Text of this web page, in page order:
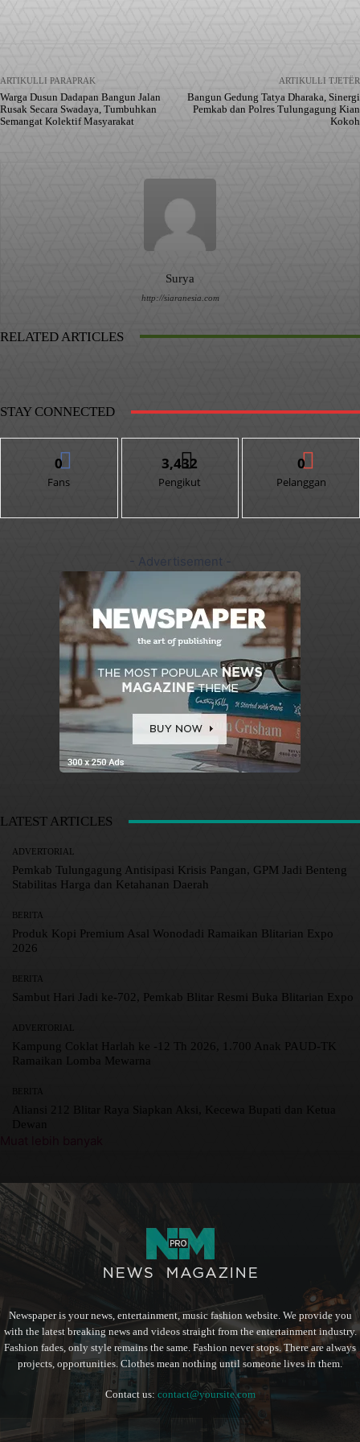
ARTIKULLI PARAPRAK
Warga Dusun Dadapan Bangun Jalan
Rusak Secara Swadaya, Tumbuhkan
Semangat Kolektif Masyarakat
ARTIKULLI TJETËR
Bangun Gedung Tatya Dharaka, Sinergi
Pemkab dan Polres Tulungagung Kian
Kokoh
Surya
http://siaranesia.com
RELATED ARTICLES
STAY CONNECTED
0
Fans
3,432
Pengikut
0
Pelanggan
- Advertisement -
LATEST ARTICLES
ADVERTORIAL
Pemkab Tulungagung Antisipasi Krisis Pangan, GPM Jadi Benteng
Stabilitas Harga dan Ketahanan Daerah
BERITA
Produk Kopi Premium Asal Wonodadi Ramaikan Blitarian Expo
2026
BERITA
Sambut Hari Jadi ke-702, Pemkab Blitar Resmi Buka Blitarian Expo
ADVERTORIAL
Kampung Coklat Harlah ke -12 Th 2026, 1.700 Anak PAUD-TK
Ramaikan Lomba Mewarna
BERITA
Aliansi 212 Blitar Raya Siapkan Aksi, Kecewa Bupati dan Ketua
Newspaper is your news, entertainment, music fashion website. We provide you
with the latest breaking news and videos straight from the entertainment industry.
Fashion fades, only style remains the same. Fashion never stops. There are always
projects, opportunities. Clothes mean nothing until someone lives in them.
Contact us: contact@yoursite.com